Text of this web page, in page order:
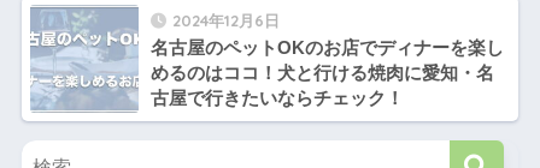
2024年12月6日
名古屋のペットOKのお店でディナーを楽し
めるのはココ！犬と行ける焼肉に愛知・名
古屋で行きたいならチェック！